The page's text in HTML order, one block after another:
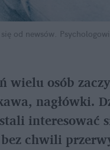
od newsów.
wielu osób
nagłówki.
interesować
chwili